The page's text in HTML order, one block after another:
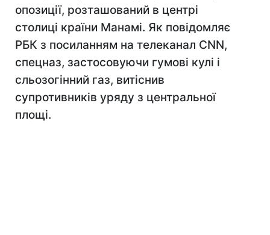
опозиції, розташований в центрі
столиці країни Манамі. Як повідомляє
РБК з посиланням на телеканал CNN,
спецназ, застосовуючи гумові кулі і
сльозогінний газ, витіснив
супротивників уряду з центральної
площі.